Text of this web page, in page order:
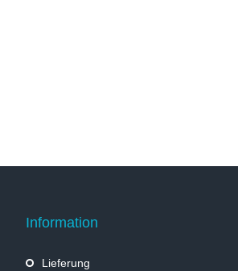
Information
Lieferung